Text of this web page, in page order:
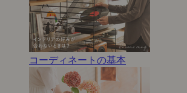
コーディネートの基本